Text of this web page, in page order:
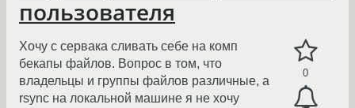
пользователя
0
Хочу с сервака сливать себе на комп
бекапы файлов. Вопрос в том, что
владельцы и группы файлов различные, а
rsync на локальной машине я не хочу